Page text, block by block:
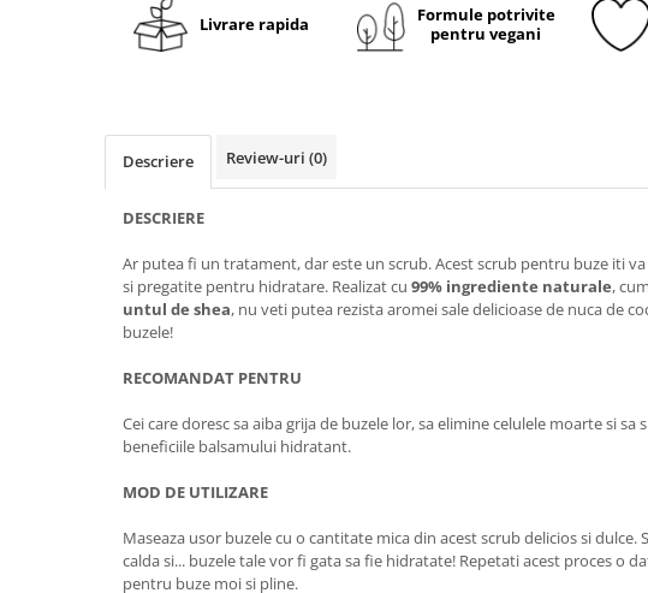
Livrare rapida
Formule potrivite
pentru vegani
Descriere Review-uri (0)
DESCRIERE
Ar putea fi un tratament, dar este un scrub. Acest scrub pentru buze iti
si pregatite pentru hidratare. Realizat cu 99% ingrediente naturale,
untul de shea, nu veti putea rezista aromei sale delicioase de nuca de
buzele!
RECOMANDAT PENTRU
Cei care doresc sa aiba grija de buzele lor, sa elimine celulele moarte si sa
beneficiile balsamului hidratant.
MOD DE UTILIZARE
Maseaza usor buzele cu o cantitate mica din acest scrub delicios si dulce.
calda si... buzele tale vor fi gata sa fie hidratate! Repetati acest proces o
pentru buze moi si pline.